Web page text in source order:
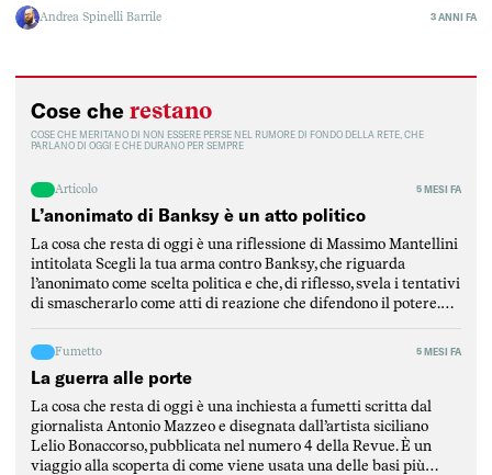
Andrea Spinelli Barrile 3 ANNI FA
Cose che restano
COSE CHE MERITANO DI NON ESSERE PERSE NEL RUMORE DI FONDO DELLA RETE, CHE
PARLANO DI OGGI E CHE DURANO PER SEMPRE
Articolo 5 MESI FA
L’anonimato di Banksy è un atto politico
La cosa che resta di oggi è una riflessione di Massimo Mantellini
intitolata Scegli la tua arma contro Banksy, che riguarda
l’anonimato come scelta politica e che, di riflesso, svela i tentativi
di smascherarlo come atti di reazione che difendono il potere.
puntualizzare l’elemento fondamentale […]
Fumetto 5 MESI FA
La guerra alle porte
La cosa che resta di oggi è una inchiesta a fumetti scritta dal
giornalista Antonio Mazzeo e disegnata dall’artista siciliano
Lelio Bonaccorso, pubblicata nel numero 4 della Revue. È un
viaggio alla scoperta di come viene usata una delle basi più